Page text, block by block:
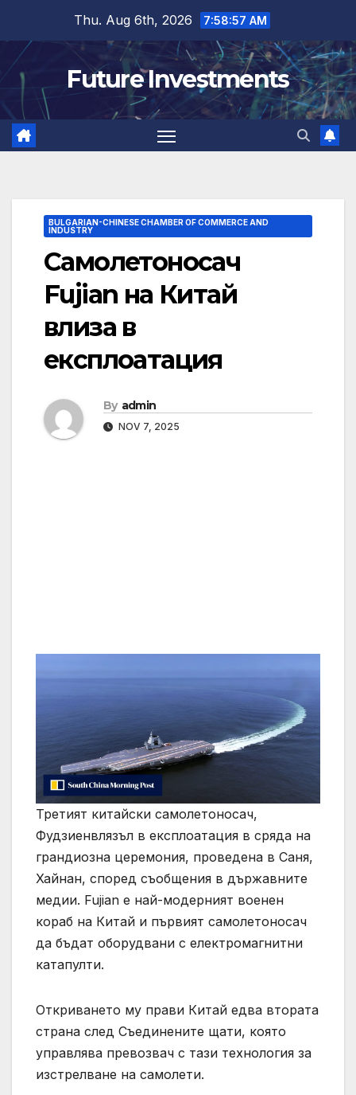
content
Thu. Aug 6th, 2026 7:58:58 AM
Future Investments
BULGARIAN-CHINESE CHAMBER OF COMMERCE AND
INDUSTRY
Самолетоносач
Fujian на Китай
влиза в
експлоатация
By admin
NOV 7, 2025
Третият китайски самолетоносач,
Фудзиенвлязъл в експлоатация в сряда на
грандиозна церемония, проведена в Саня,
Хайнан, според съобщения в държавните
медии. Fujian е най-модерният военен
кораб на Китай и първият самолетоносач
да бъдат оборудвани с електромагнитни
катапулти.
Откриването му прави Китай едва втората
страна след Съединените щати, която
управлява превозвач с тази технология за
изстрелване на самолети.